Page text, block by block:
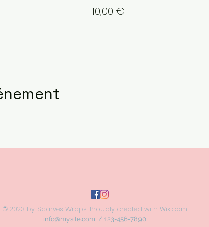
10,00 €
© 2023 by Scarves Wraps. Proudly created with Wix.com
info@mysite.com / 123-456-7890